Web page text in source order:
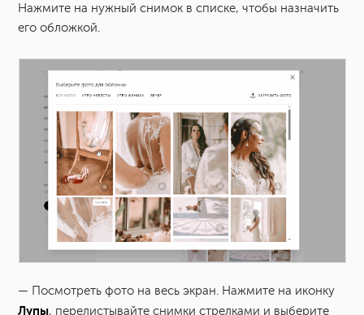
Нажмите на нужный снимок в списке, чтобы назначить
его обложкой.
— Посмотреть фото на весь экран. Нажмите на иконку
Лупы, перелистывайте снимки стрелками и выберите